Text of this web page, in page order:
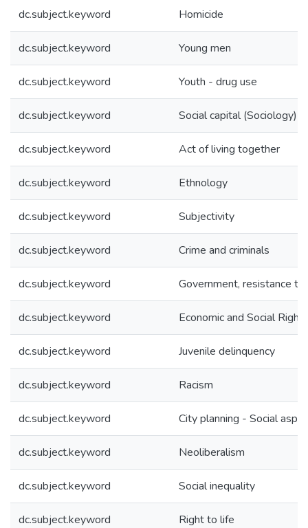
dc.subject.keyword Homicide
dc.subject.keyword Young men
dc.subject.keyword Youth - drug use
dc.subject.keyword Social capital (Sociology)
dc.subject.keyword Act of living together
dc.subject.keyword Ethnology
dc.subject.keyword Subjectivity
dc.subject.keyword Crime and criminals
dc.subject.keyword Government, resistance to
dc.subject.keyword Economic and Social Rights
dc.subject.keyword Juvenile delinquency
dc.subject.keyword Racism
dc.subject.keyword City planning - Social
dc.subject.keyword Neoliberalism
dc.subject.keyword Social inequality
dc.subject.keyword Right to life